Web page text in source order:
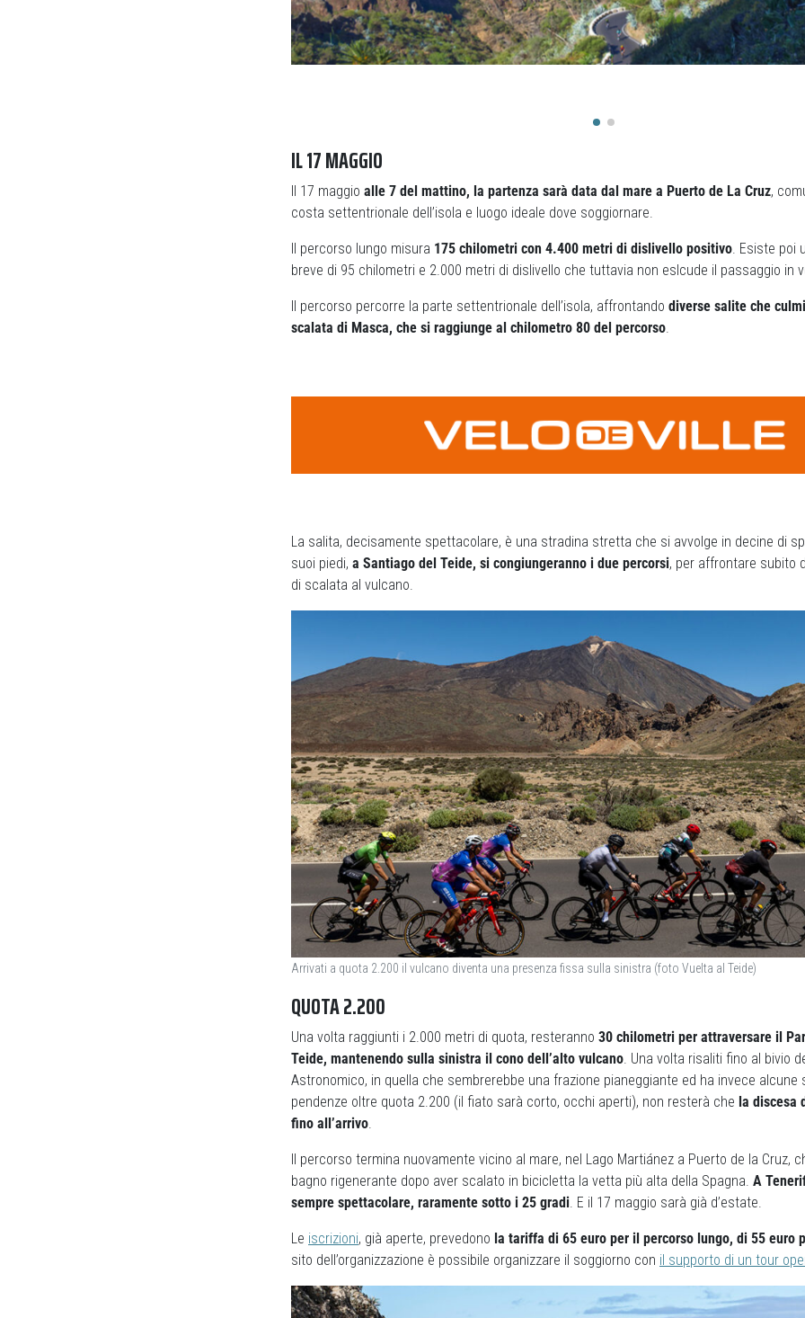
IL 17 MAGGIO
Il 17 maggio alle 7 del mattino, la partenza sarà data dal mare a Puerto de La Cruz,
costa settentrionale dell’isola e luogo ideale dove soggiornare.
Il percorso lungo misura 175 chilometri con 4.400 metri di dislivello positivo. Esiste poi
breve di 95 chilometri e 2.000 metri di dislivello che tuttavia non eslcude il passaggio in
Il percorso percorre la parte settentrionale dell’isola, affrontando diverse salite che
scalata di Masca, che si raggiunge al chilometro 80 del percorso.
La salita, decisamente spettacolare, è una stradina stretta che si avvolge in decine di
suoi piedi, a Santiago del Teide, si congiungeranno i due percorsi, per affrontare subito
di scalata al vulcano.
Arrivati a quota 2.200 il vulcano diventa una presenza fissa sulla sinistra (foto Vuelta al Teide)
QUOTA 2.200
Una volta raggiunti i 2.000 metri di quota, resteranno 30 chilometri per attraversare il
Teide, mantenendo sulla sinistra il cono dell’alto vulcano. Una volta risaliti fino al bivio
Astronomico, in quella che sembrerebbe una frazione pianeggiante ed ha invece alcune
pendenze oltre quota 2.200 (il fiato sarà corto, occhi aperti), non resterà che la discesa
fino all’arrivo.
Il percorso termina nuovamente vicino al mare, nel Lago Martiánez a Puerto de la Cruz,
bagno rigenerante dopo aver scalato in bicicletta la vetta più alta della Spagna. A
sempre spettacolare, raramente sotto i 25 gradi. E il 17 maggio sarà già d’estate.
Le iscrizioni, già aperte, prevedono la tariffa di 65 euro per il percorso lungo, di 55 euro
sito dell’organizzazione è possibile organizzare il soggiorno con il supporto di un tour